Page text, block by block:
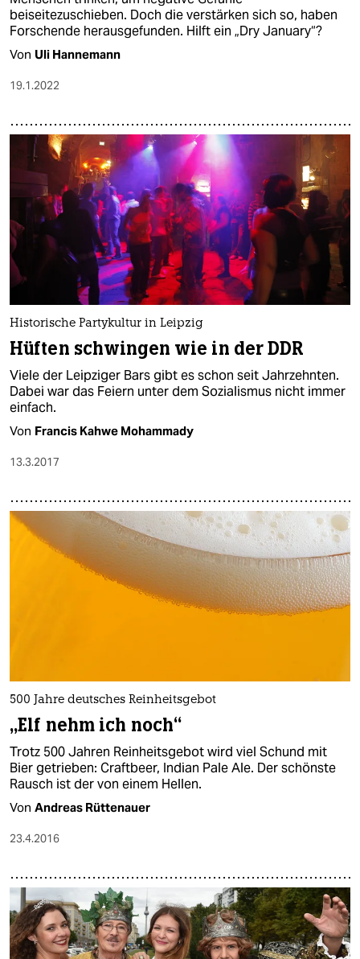
beiseitezuschieben. Doch die verstärken sich so, haben
For­sche­nde herausgefunden. Hilft ein „Dry January“?
Von Uli Hannemann
19.1.2022
Historische Partykultur in Leipzig
Hüften schwingen wie in der DDR
Viele der Leipziger Bars gibt es schon seit Jahrzehnten.
Dabei war das Feiern unter dem Sozialismus nicht immer
einfach.
Von Francis Kahwe Mohammady
13.3.2017
500 Jahre deutsches Reinheitsgebot
„Elf nehm ich noch“
Trotz 500 Jahren Reinheitsgebot wird viel Schund mit
Bier getrieben: Craftbeer, Indian Pale Ale. Der schönste
Rausch ist der von einem Hellen.
Von Andreas Rüttenauer
23.4.2016